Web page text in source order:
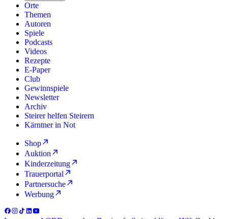
Orte
Themen
Autoren
Spiele
Podcasts
Videos
Rezepte
E-Paper
Club
Gewinnspiele
Newsletter
Archiv
Steirer helfen Steirern
Kärntner in Not
Shop
Auktion
Kinderzeitung
Trauerportal
Partnersuche
Werbung